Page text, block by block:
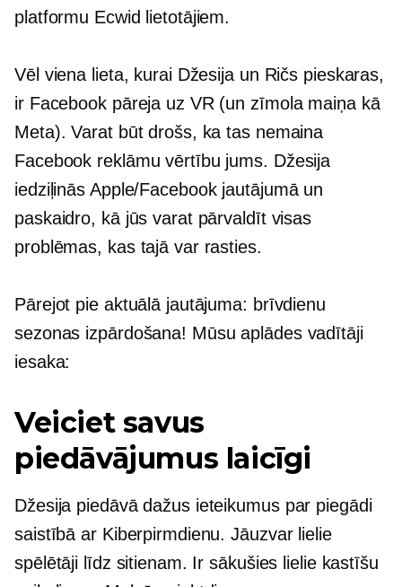
platformu Ecwid lietotājiem.
Vēl viena lieta, kurai Džesija un Ričs pieskaras,
ir Facebook pāreja uz VR (un zīmola maiņa kā
Meta). Varat būt drošs, ka tas nemaina
Facebook reklāmu vērtību jums. Džesija
iedziļinās Apple/Facebook jautājumā un
paskaidro, kā jūs varat pārvaldīt visas
problēmas, kas tajā var rasties.
Pārejot pie aktuālā jautājuma: brīvdienu
sezonas izpārdošana! Mūsu aplādes vadītāji
iesaka:
Veiciet savus
piedāvājumus laicīgi
Džesija piedāvā dažus ieteikumus par piegādi
saistībā ar Kiberpirmdienu. Jāuzvar lielie
spēlētāji līdz sitienam. Ir sākušies lielie kastīšu